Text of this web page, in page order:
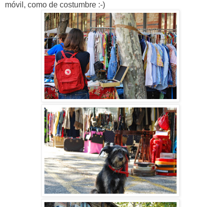
móvil, como de costumbre :-)